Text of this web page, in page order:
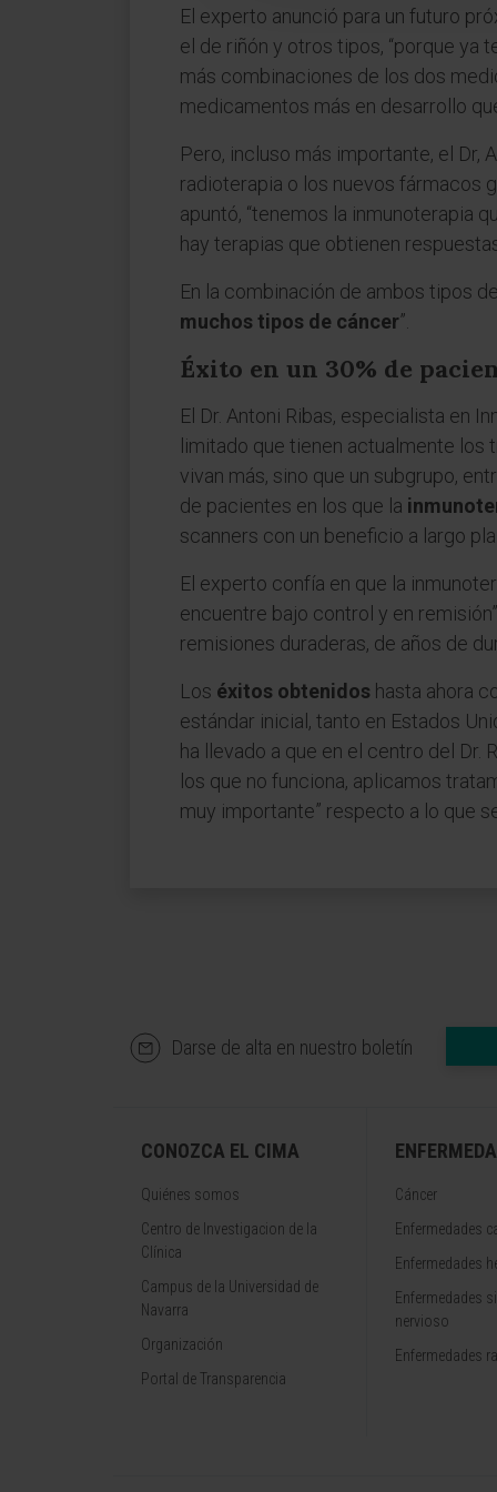
El experto anunció para un futuro
el de riñón y otros tipos, “porque ya
más combinaciones de los dos
medicamentos más en desarrollo
Pero, incluso más importante, el
radioterapia o los nuevos fármacos
apuntó, “tenemos la inmunoterapia
hay terapias que obtienen
En la combinación de ambos tipos
muchos tipos de cáncer”.
Éxito en un 30% de
El Dr. Antoni Ribas, especialista en
limitado que tienen actualmente
vivan más, sino que un subgrupo,
de pacientes en los que la
scanners con un beneficio a largo
El experto confía en que la
encuentre bajo control y en
remisiones duraderas, de años de
Los éxitos obtenidos hasta ahora
estándar inicial, tanto en Estados
ha llevado a que en el centro del Dr.
los que no funciona, aplicamos
muy importante” respecto a lo que
Darse de alta en nuestro boletín
CONOZCA EL CIMA
Quiénes somos
Centro de Investigacion de la
Clínica
Campus de la Universidad de
Navarra
Organización
Portal de Transparencia
Cáncer
Enfermedades
Enfermedades
Enfermedades
nervioso
Enfermedades